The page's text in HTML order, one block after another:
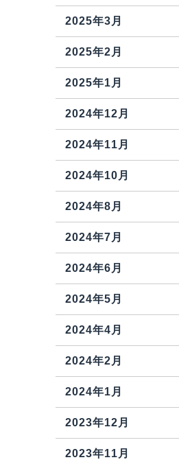
2025年3月
2025年2月
2025年1月
2024年12月
2024年11月
2024年10月
2024年8月
2024年7月
2024年6月
2024年5月
2024年4月
2024年2月
2024年1月
2023年12月
2023年11月